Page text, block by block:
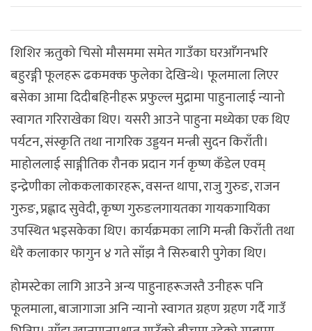
शिशिर ऋतुको चिसो मौसममा समेत गाउँका घरआँगनभरि
बहुरङ्गी फूलहरू ढकमक्क फुलेका देखिन्थे। फूलमाला लिएर
बसेका आमा दिदीबहिनीहरू प्रफुल्ल मुद्रामा पाहुनालाई न्यानो
स्वागत गरिराखेका थिए। यसरी आउने पाहुना मध्येका एक थिए
पर्यटन, संस्कृति तथा नागरिक उड्डयन मन्त्री सुदन किराँती।
माहोललाई साङ्गीतिक रौनक प्रदान गर्न कृष्ण कँडेल एवम्
इन्द्रेणीका लोककलाकारहरू, वसन्त थापा, राजु गुरुङ, राजन
गुरुङ, प्रह्लाद सुवेदी, कृष्ण गुरुङलगायतका गायकगायिका
उपस्थित भइसकेका थिए। कार्यक्रमका लागि मन्त्री किराँती तथा
धेरै कलाकार फागुन ४ गते साँझ नै सिरुबारी पुगेका थिए।
होमस्टेका लागि आउने अन्य पाहुनाहरूजस्तै उनीहरू पनि
फूलमाला, बाजागाजा अनि न्यानो स्वागत ग्रहण ग्रहण गर्दै गाउँ